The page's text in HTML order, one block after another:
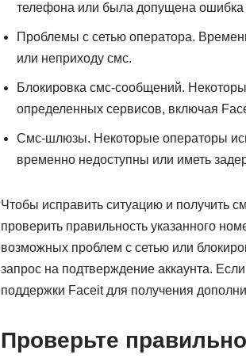
телефона или была допущена ошибка
Проблемы с сетью оператора.
или неприходу смс.
Блокировка смс-сообщений.
определенных сервисов, включая
Смс-шлюзы. Некоторые операторы
временно недоступны или иметь
Чтобы исправить ситуацию и получить
проверить правильность указанного
возможных проблем с сетью или
запрос на подтверждение аккаунта.
поддержки Faceit для получения
Проверьте